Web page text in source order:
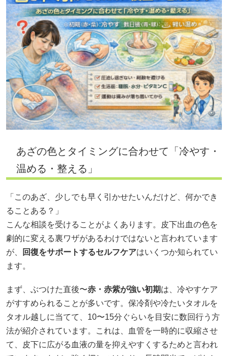
あざの色とタイミングに合わせて「冷やす・
温める・整える」
「このあざ、少しでも早く引かせたいんだけど、何かでき
ることある？」
こんな相談を受けることがよくあります。皮下出血の色を
劇的に変える裏ワザがあるわけではないと言われています
が、
回復をサポートするセルフケアはいくつか知られてい
ます。
まず、ぶつけた直後〜赤・赤紫が強い初期は、冷やすケア
がすすめられることが多いです。保冷剤や冷たいタオルを
タオル越しに当てて、10〜15分ぐらいを目安に数回行う方
法が紹介されています。これは、血管を一時的に収縮させ
て、皮下に広がる血液の量を抑えやすくするためと言われ